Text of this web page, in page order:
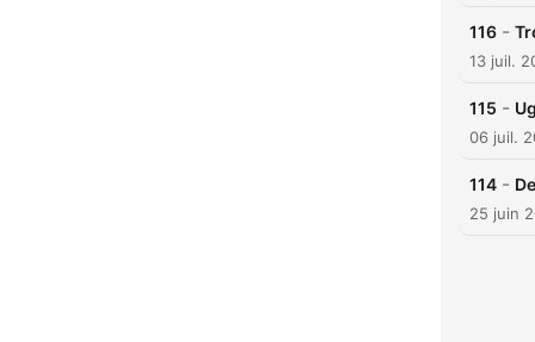
116 -
13 juil.
115 -
06 juil.
114 -
25 juin